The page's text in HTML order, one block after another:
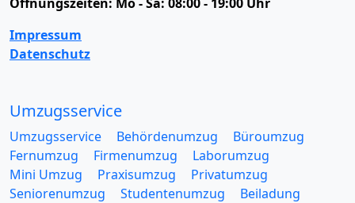
Impressum
Datenschutz
Umzugsservice
Umzugsservice Behördenumzug
Büroumzug
Fernumzug
Firmenumzug
Laborumzug
Mini Umzug
Praxisumzug
Privatumzug
Seniorenumzug
Studentenumzug
Beiladung